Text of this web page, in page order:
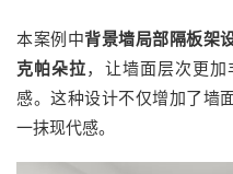
本案例中背景墙局部隔板架
克帕朵拉，让墙面层次更
感。这种设计不仅增加了墙
一抹现代感。